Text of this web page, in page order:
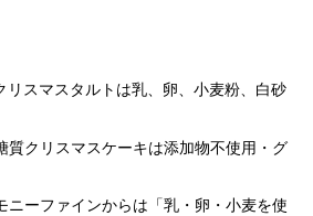
リスマスタルトは乳、卵、小⻨粉、白砂
質クリスマスケーキは添加物不使用・グ
ニーファインからは「乳・卵・小麦を使